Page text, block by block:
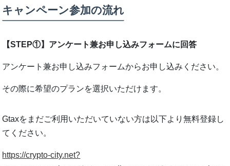
キャンペーン参加の流れ
【STEP①】アンケート兼お申し込みフォームに回答
アンケート兼お申し込みフォームからお申し込みください。
その際に希望のプランを選択いただけます。
Gtaxをまだご利用いただいていない方は以下より無料登録し
てください。
https://crypto-city.net?